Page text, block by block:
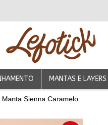
MANTAS E LAYERS
Manta Sienna Caramelo